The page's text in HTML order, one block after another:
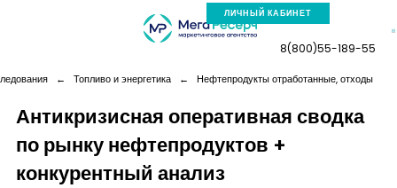
ЛИЧНЫЙ КАБИНЕТ
Компания
8(800)55-189-55
← Топливо и энергетика ← Нефтепродукты отработанные, отходы
Антикризисная оперативная сводка
по рынку нефтепродуктов +
конкурентный анализ